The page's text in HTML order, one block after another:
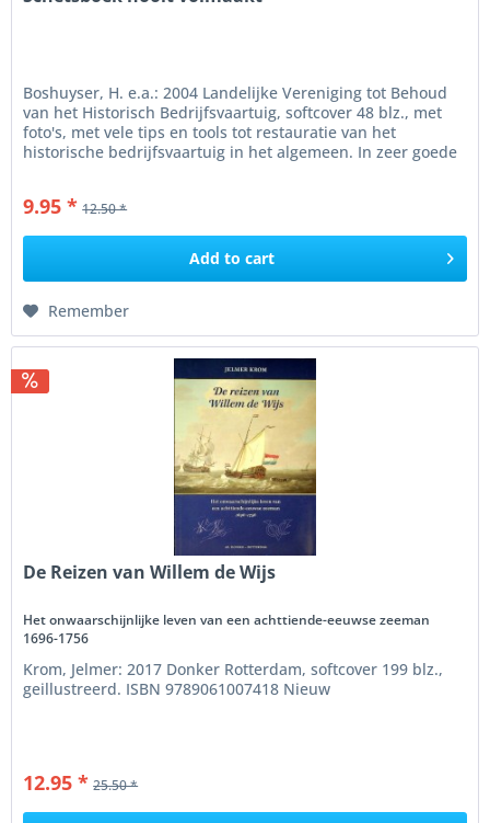
Boshuyser, H. e.a.: 2004 Landelijke Vereniging tot Behoud
van het Historisch Bedrijfsvaartuig, softcover 48 blz., met
foto's, met vele tips en tools tot restauratie van het
historische bedrijfsvaartuig in het algemeen. In zeer goede
9.95 * 12.50 *
Add to cart
Remember
De Reizen van Willem de Wijs
Het onwaarschijnlijke leven van een achttiende-eeuwse zeeman
1696-1756
Krom, Jelmer: 2017 Donker Rotterdam, softcover 199 blz.,
geillustreerd. ISBN 9789061007418 Nieuw
12.95 * 25.50 *